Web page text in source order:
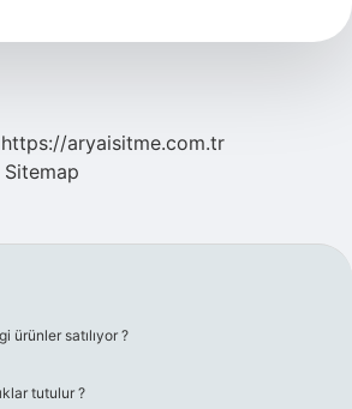
https://aryaisitme.com.tr
Sitemap
ürünler satılıyor ?
tutulur ?